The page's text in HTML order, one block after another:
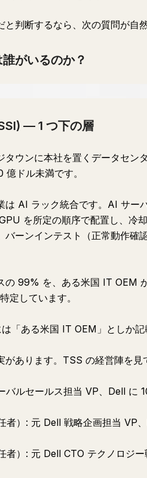
と判断するなら、次の質問が自
がいるのか？
— 1 つ下の層
タウンに本社を置くデータセン
ドル未満です。
は AI ラック統合です。AI サー
を所定の順序で配置し、冷
バーンインテスト（正常動作確
の 99% を、ある米国 IT OEM
定しています。
「ある米国 IT OEM」としか記
があります。TSS の経営陣を見
バルセールス担当 VP、Dell に
者）: 元 Dell 戦略企画担当 VP
者）: 元 Dell CTO テクノロジ